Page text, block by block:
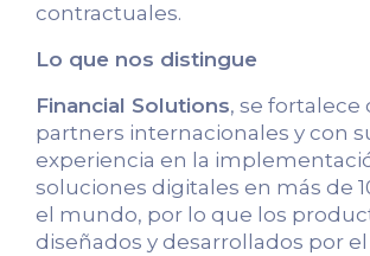
contractuales.
Lo que nos distingue
Financial Solutions, se fortalece
partners internacionales y con
experiencia en la
soluciones digitales en más de
el mundo, por lo que los
diseñados y desarrollados por el